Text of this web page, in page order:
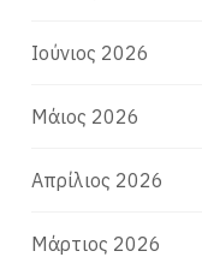
Ιούνιος 2026
Μάιος 2026
Απρίλιος 2026
Μάρτιος 2026